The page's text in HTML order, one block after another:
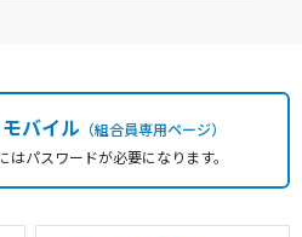
バイル（組合員専用ページ）
はパスワードが必要になります。